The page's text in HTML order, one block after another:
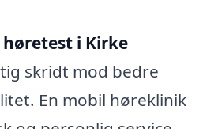
høretest i Kirke
skridt mod bedre
En mobil høreklinik